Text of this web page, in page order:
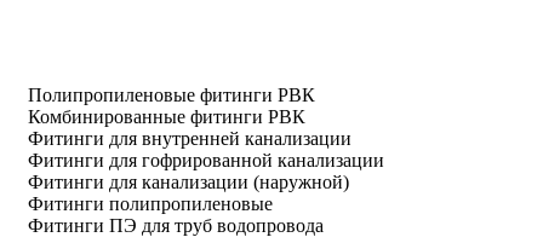
Полипропиленовые фитинги РВК
Комбинированные фитинги РВК
Фитинги для внутренней канализации
Фитинги для гофрированной канализации
Фитинги для канализации (наружной)
Фитинги полипропиленовые
Фитинги ПЭ для труб водопровода